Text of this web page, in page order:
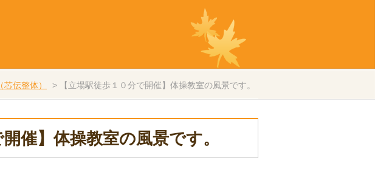
伝整体） > 【立場駅徒歩１０分で開催】体操教室の風景です。
催】体操教室の風景です。